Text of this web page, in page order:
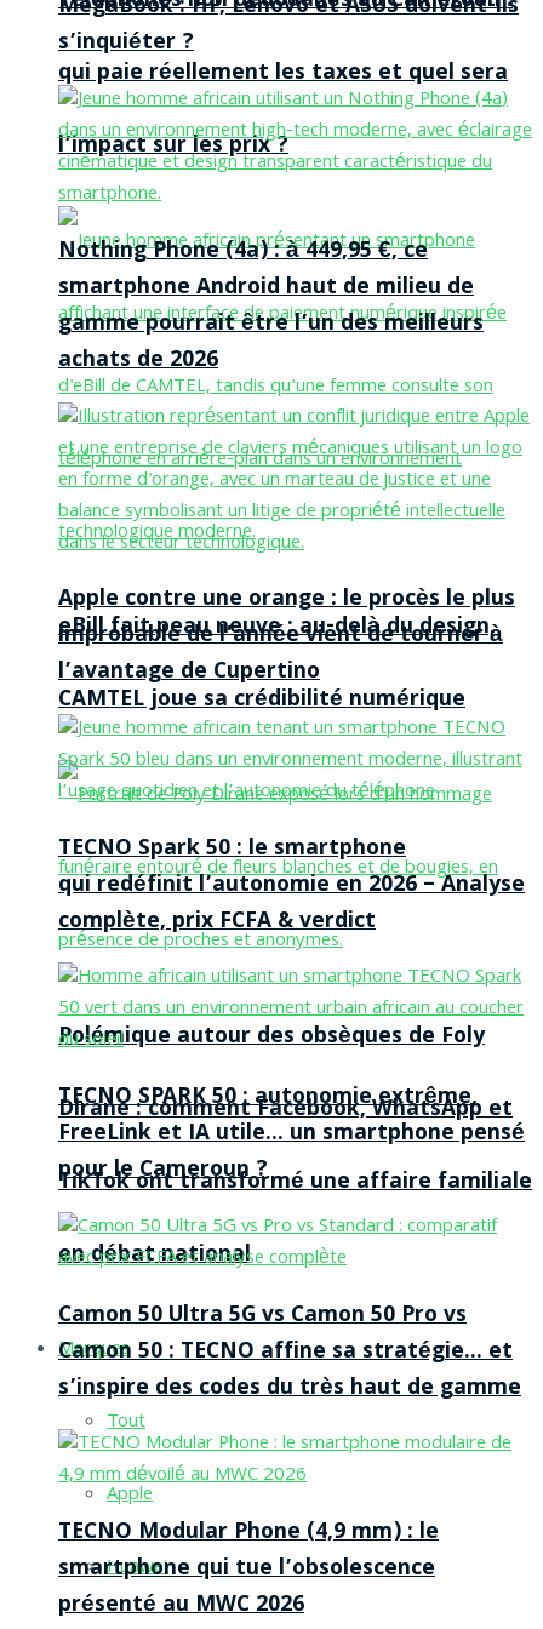
qui paie réellement les taxes et quel sera
l’impact sur les prix ?
eBill fait peau neuve : au-delà du design,
CAMTEL joue sa crédibilité numérique
Polémique autour des obsèques de Foly
Dirane : comment Facebook, WhatsApp et
TikTok ont transformé une affaire familiale
en débat national
Marques
Tout
Apple
Huawei
MegaBook : HP, Lenovo et ASUS doivent-ils
s’inquiéter ?
Nothing Phone (4a) : à 449,95 €, ce
smartphone Android haut de milieu de
gamme pourrait être l’un des meilleurs
achats de 2026
Apple contre une orange : le procès le plus
improbable de l’année vient de tourner à
l’avantage de Cupertino
TECNO Spark 50 : le smartphone
qui redéfinit l’autonomie en 2026 – Analyse
complète, prix FCFA & verdict
TECNO SPARK 50 : autonomie extrême,
FreeLink et IA utile… un smartphone pensé
pour le Cameroun ?
Camon 50 Ultra 5G vs Camon 50 Pro vs
Camon 50 : TECNO affine sa stratégie… et
s’inspire des codes du très haut de gamme
TECNO Modular Phone (4,9 mm) : le
smartphone qui tue l’obsolescence
présenté au MWC 2026